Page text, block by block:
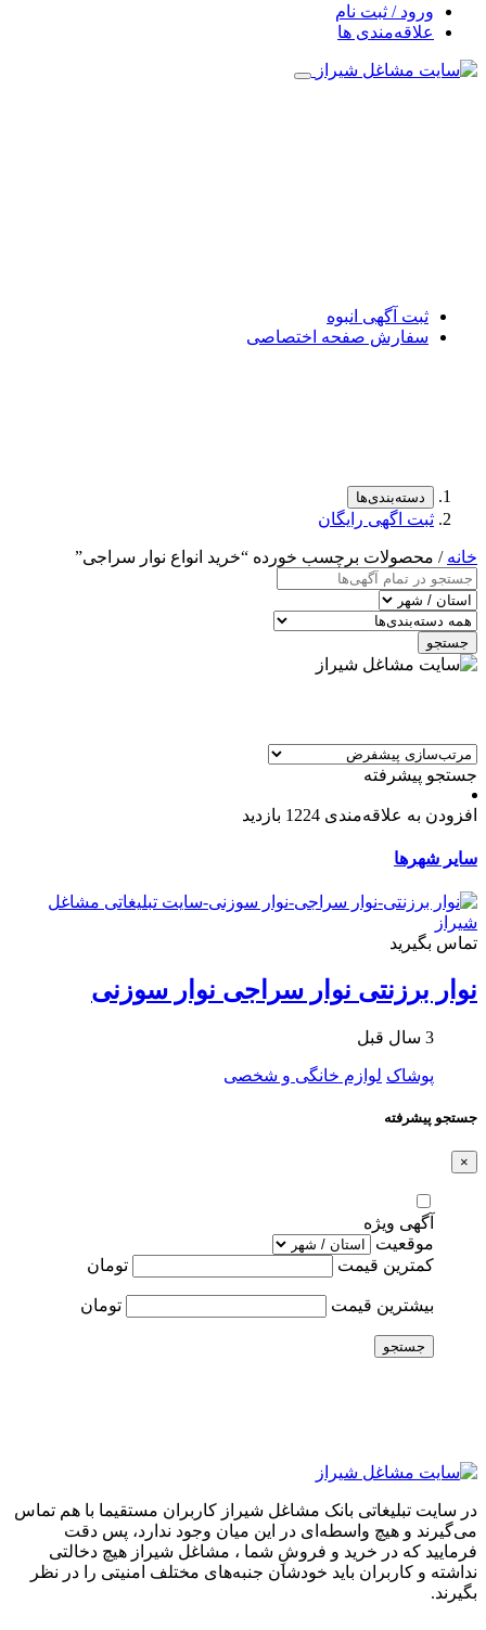
ورود / ثبت نام
علاقه‌مندی ها
ثبت آگهی انبوه
سفارش صفحه اختصاصی
دسته‌بندی‌ها
ثبت اگهی رایگان
خانه / محصولات برچسب خورده “خرید انواع نوار سراجی”
جستجو
جستجو پیشرفته
افزودن به علاقه‌مندی 1224 بازدید
سایر شهرها
تماس بگیرید
نوار برزنتی نوار سراجی نوار سوزنی
3 سال قبل
پوشاک لوازم خانگی و شخصی
جستجو پیشرفته
×
آگهی ویژه
موقعیت
کمترین قیمت
تومان
بیشترین قیمت تومان
جستجو
در سایت تبلیغاتی بانک مشاغل شیراز کاربران مستقیما با هم تماس
می‌گیرند و هیچ واسطه‌ای در این میان وجود ندارد، پس دقت
فرمایید که در خرید و فروشِ شما ، مشاغل شیراز هیچ دخالتی
نداشته و کاربران باید خودشان جنبه‌های مختلف امنیتی را در نظر
بگیرند.